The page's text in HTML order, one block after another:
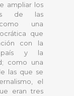
ampliar los
de las
una
que
con la
país y la
como una
las que se
el
eran tres